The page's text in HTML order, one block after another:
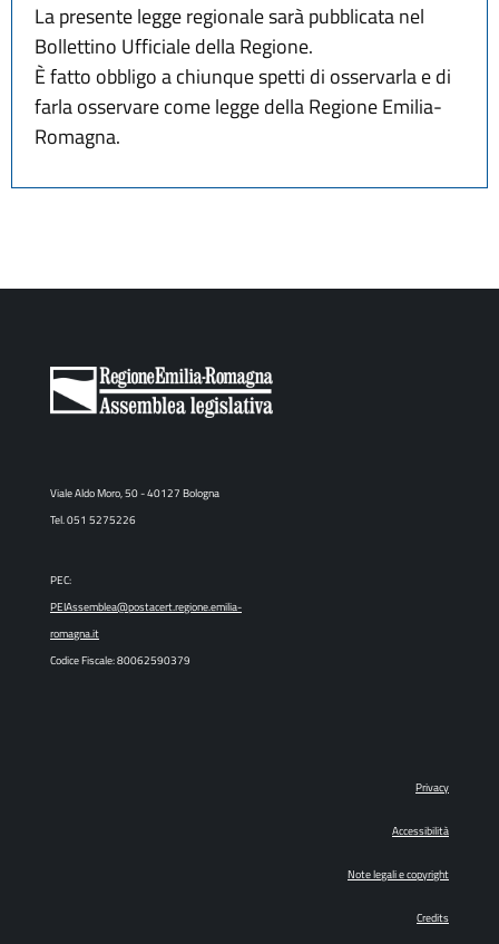
La presente legge regionale sarà pubblicata nel
Bollettino Ufficiale della Regione.
È fatto obbligo a chiunque spetti di osservarla e di
farla osservare come legge della Regione Emilia-
Romagna.
Viale Aldo Moro, 50 - 40127 Bologna
Tel. 051 5275226
PEC:
PEIAssemblea@postacert.regione.emilia-
romagna.it
Codice Fiscale: 80062590379
Privacy
Accessibilità
Note legali e copyright
Credits